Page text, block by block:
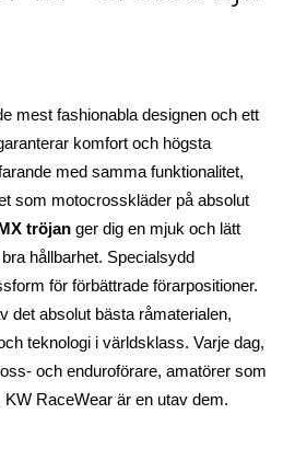
mest fashionabla designen och ett
komfort och högsta
med samma funktionalitet,
som motocrosskläder på absolut
MX tröjan ger dig en mjuk och lätt
hållbarhet. Specialsydd
för förbättrade förarpositioner.
det absolut bästa råmaterialen,
teknologi i världsklass. Varje dag,
och enduroförare, amatörer som
KW RaceWear är en utav dem.